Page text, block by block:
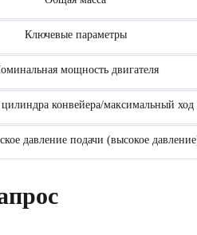
Ключевые параметры
мощность двигателя
конвейера/максимальный ход
давление подачи (высокое